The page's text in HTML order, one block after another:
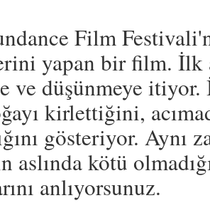
Film
yapan bir film. İlk
ve düşünmeye
kirlettiğini,
gösteriyor.
aslında kötü
anlıyorsunuz.